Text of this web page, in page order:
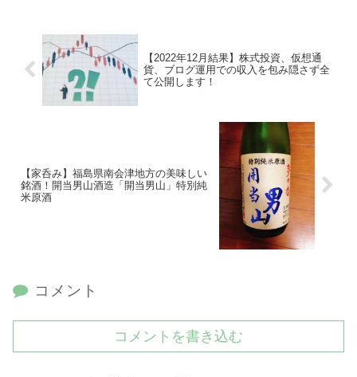
【2022年12月結果】株式投資、仮想通
貨、ブログ運用での収入を包み隠さず全
て公開します！
【家呑み】福島県南会津地方の美味しい
銘酒！開当男山酒造「開当男山」特別純
米原酒
コメント
コメントを書き込む